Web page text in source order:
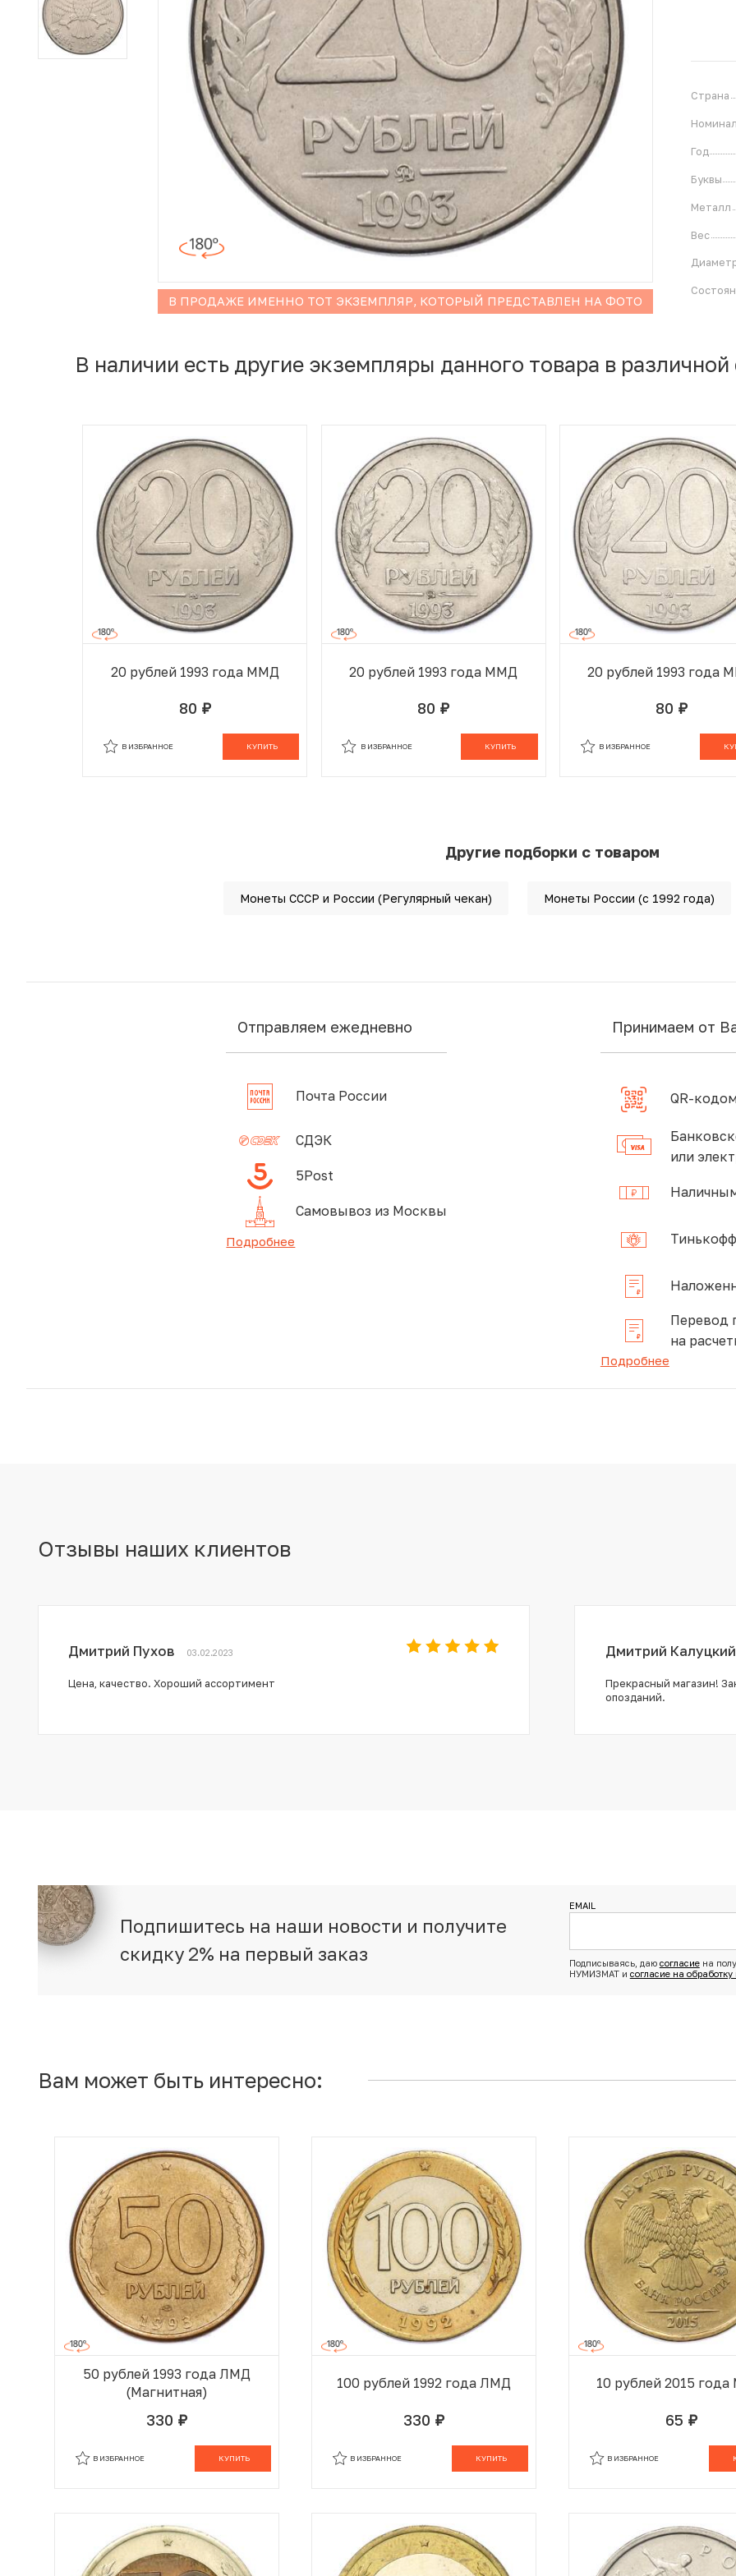
Иностранные монеты
Неофициальные выпуски монет (Unusual)
Античные и средневековые монеты
В ПРОДАЖЕ ИМЕННО ТОТ ЭКЗЕМПЛЯР, КОТОРЫЙ ПРЕДСТАВЛЕН НА ФОТО
Страна
Номинал
Год
Буквы
Металл
Вес
В наличии есть другие экземпляры данного товара в различной
20 рублей 1993 года ММД
80 руб.
КУПИТЬ
В ИЗБРАННОЕ
20 рублей 1993 года ММД
80 руб.
КУПИТЬ
В ИЗБРАННОЕ
20 рублей 1993 года
80 руб.
В ИЗБРАННОЕ
Другие подборки с товаром
Монеты СССР и России (Регулярный чекан) Монеты России (с 1992 года)
Отправляем ежедневно
Почта России
СДЭК
5Post
Самовывоз из Москвы
Подробнее
Принимаем от
QR-
или
Перевод
на
Подробнее
Отзывы наших клиентов
Дмитрий Пухов 03.02.2023
Цена, качество. Хороший ассортимент
Дмитрий Калуцкий
Прекрасный магазин!
опозданий.
Подпишитесь на наши новости и получите
скидку 2% на первый заказ
EMAIL
Подписываясь, даю согласиена
НУМИЗМАТ и согласие на
Вам может быть интересно:
50 рублей 1993 года ЛМД
(Магнитная)
330 руб.
КУПИТЬ
В ИЗБРАННОЕ
100 рублей 1992 года ЛМД
330 руб.
КУПИТЬ
В ИЗБРАННОЕ
10 рублей 2015
65 руб.
В ИЗБРАННОЕ